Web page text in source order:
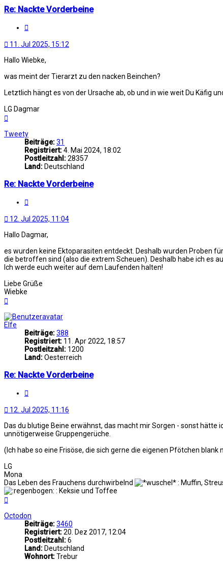
Re: Nackte Vorderbeine
11. Jul 2025, 15:12
Hallo Wiebke,
was meint der Tierarzt zu den nacken Beinchen?
Letztlich hängt es von der Ursache ab, ob und in wie weit Du Käfig
LG Dagmar
Tweety
Beiträge:31
Registriert:4. Mai 2024, 18:02
Postleitzahl:28357
Land: Deutschland
Re: Nackte Vorderbeine
12. Jul 2025, 11:04
Hallo Dagmar,
es wurden keine Ektoparasiten entdeckt. Deshalb wurden Proben
die betroffen sind (also die extrem Scheuen). Deshalb habe ich es
Ich werde euch weiter auf dem Laufenden halten!
Liebe Grüße
Wiebke
Elfe
Beiträge:388
Registriert: 11. Apr 2022, 18:57
Postleitzahl: 1200
Land:Oesterreich
Re: Nackte Vorderbeine
12. Jul 2025, 11:16
Das du blutige Beine erwähnst, das macht mir Sorgen - sonst
unnötigerweise Gruppengerüche.
(Ich habe so eine Frisöse, die sich gerne die eigenen Pfötchen
LG
Mona
Das Leben des Frauchens durchwirbelnd
: Muffin,
: Keksie und Toffee
Octodon
Beiträge:3460
Registriert:20. Dez 2017, 12:04
Postleitzahl:6
Land: Deutschland
Wohnort:Trebur